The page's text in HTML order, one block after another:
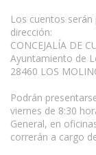
Los cuentos
dirección:
CONCEJALÍA DE
Ayuntamiento de
28460 LOS
Podrán
viernes de 8:30
General, en
correrán a cargo